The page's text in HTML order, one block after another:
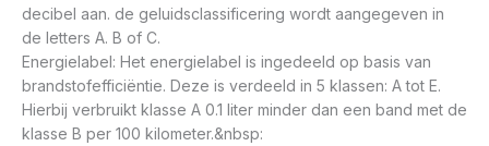
decibel aan. de geluidsclassificering wordt aangegeven in
de letters A. B of C.
Energielabel: Het energielabel is ingedeeld op basis van
brandstofefficiëntie. Deze is verdeeld in 5 klassen: A tot E.
Hierbij verbruikt klasse A 0.1 liter minder dan een band met de
klasse B per 100 kilometer.&nbsp: